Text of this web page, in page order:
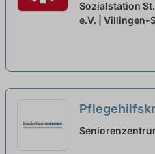
neuer
Sozialstation
e.V. | Villingen-
(50%) -